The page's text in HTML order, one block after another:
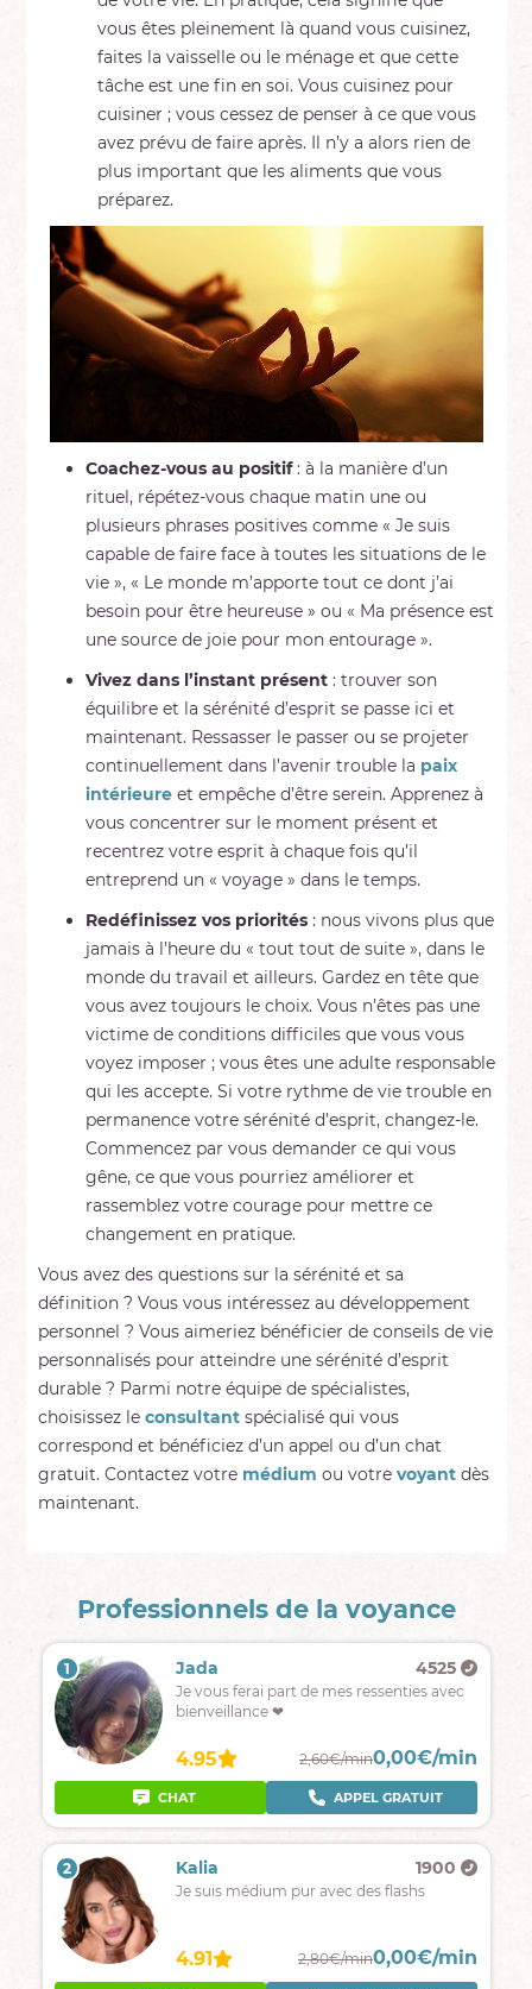
vous êtes pleinement là quand vous cuisinez,
faites la vaisselle ou le ménage et que cette
tâche est une fin en soi. Vous cuisinez pour
cuisiner ; vous cessez de penser à ce que vous
avez prévu de faire après. Il n’y a alors rien de
plus important que les aliments que vous
préparez.
Coachez-vous au positif: à la manière d’un
rituel, répétez-vous chaque matin une ou
plusieurs phrases positives comme « Je suis
capable de faire face à toutes les situations de le
vie », « Le monde m’apporte tout ce dont j’ai
besoin pour être heureuse » ou « Ma présence est
une source de joie pour mon entourage ».
Vivez dans l’instant présent: trouver son
équilibre et la sérénité d’esprit se passe ici et
maintenant. Ressasser le passer ou se projeter
continuellement dans l’avenir trouble la paix
intérieureet empêche d’être serein. Apprenez à
vous concentrer sur le moment présent et
recentrez votre esprit à chaque fois qu’il
entreprend un « voyage » dans le temps.
Redéfinissez vos priorités: nous vivons plus que
jamais à l’heure du « tout tout de suite », dans le
monde du travail et ailleurs. Gardez en tête que
vous avez toujours le choix. Vous n’êtes pas une
victime de conditions difficiles que vous vous
voyez imposer ; vous êtes une adulte responsable
qui les accepte. Si votre rythme de vie trouble en
permanence votre sérénité d’esprit, changez-le.
Commencez par vous demander ce qui vous
gêne, ce que vous pourriez améliorer et
rassemblez votre courage pour mettre ce
changement en pratique.
Vous avez des questions sur la sérénité et sa
définition ? Vous vous intéressez au développement
personnel ? Vous aimeriez bénéficier de conseils de vie
personnalisés pour atteindre une sérénité d’esprit
durable ? Parmi notre équipe de spécialistes,
choisissez le consultantspécialisé qui vous
correspond et bénéficiez d’un appel ou d’un chat
gratuit. Contactez votre médium ou votre voyantdès
maintenant.
Professionnels de la voyance
1 Jada 4525
Je vous ferai part de mes ressenties avec
bienveillance ❤
4.95 2,60€/min0,00€/min
CHAT APPEL GRATUIT
2 Kalia 1900
Je suis médium pur avec des flashs
4.91 2,80€/min0,00€/min